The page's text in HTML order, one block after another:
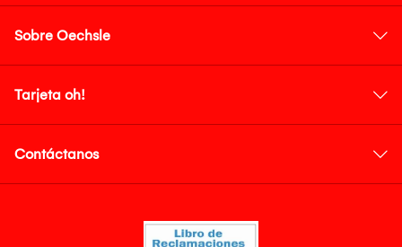
Sobre Oechsle
Tarjeta oh!
Contáctanos